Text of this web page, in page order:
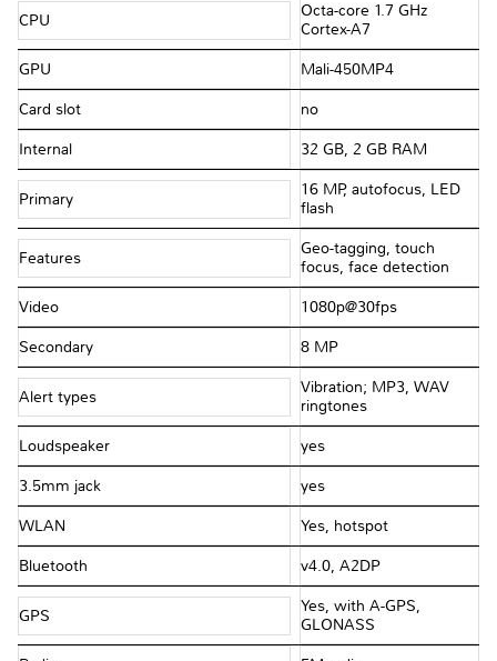
CPU
Octa-core 1.7 GHz
Cortex-A7
GPU Mali-450MP4
Card slot no
Internal 32 GB, 2 GB RAM
Primary
16 MP, autofocus, LED
flash
Features
Geo-tagging, touch
focus, face detection
Video 1080p@30fps
Secondary 8 MP
Alert types
Vibration; MP3, WAV
ringtones
Loudspeaker yes
3.5mm jack yes
WLAN Yes, hotspot
Bluetooth v4.0, A2DP
GPS
Yes, with A-GPS,
GLONASS